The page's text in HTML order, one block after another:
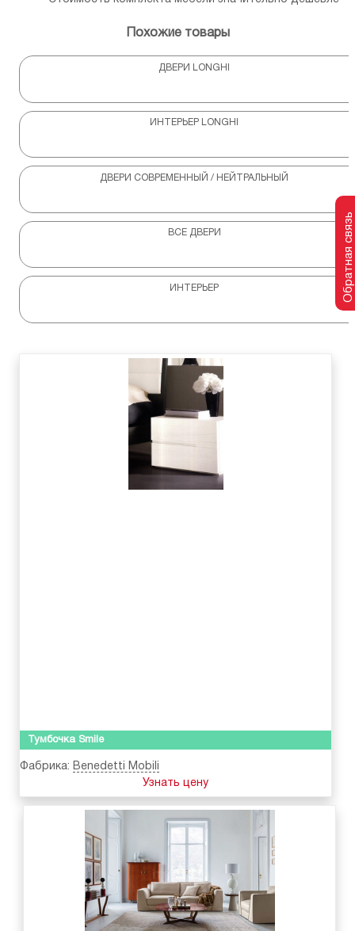
Похожие товары
ДВЕРИ LONGHI
ИНТЕРЬЕР LONGHI
ДВЕРИ СОВРЕМЕННЫЙ / НЕЙТРАЛЬНЫЙ
ВСЕ ДВЕРИ
ИНТЕРЬЕР
Тумбочка Smile
Фабрика: Benedetti Mobili
Узнать цену
Обратная связь